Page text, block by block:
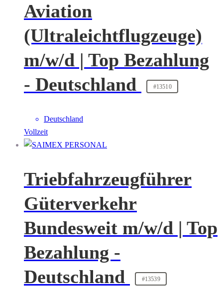
Aviation
(Ultraleichtflugzeuge)
m/w/d | Top Bezahlung
- Deutschland
#13510
Deutschland
Vollzeit
Triebfahrzeugführer
Güterverkehr
Bundesweit m/w/d | Top
Bezahlung -
Deutschland
#13539